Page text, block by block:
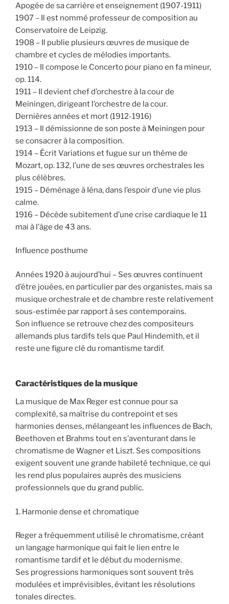
Apogée de sa carrière et enseignement (1907-1911)
1907 – Il est nommé professeur de composition au
Conservatoire de Leipzig.
1908 – Il publie plusieurs œuvres de musique de
chambre et cycles de mélodies importants.
1910 – Il compose le Concerto pour piano en fa mineur,
op. 114.
1911 – Il devient chef d’orchestre à la cour de
Meiningen, dirigeant l’orchestre de la cour.
Dernières années et mort (1912-1916)
1913 – Il démissionne de son poste à Meiningen pour
se consacrer à la composition.
1914 – Écrit Variations et fugue sur un thème de
Mozart, op. 132, l’une de ses œuvres orchestrales les
plus célèbres.
1915 – Déménage à Iéna, dans l’espoir d’une vie plus
calme.
1916 – Décède subitement d’une crise cardiaque le 11
mai à l’âge de 43 ans.
Influence posthume
Années 1920 à aujourd’hui – Ses œuvres continuent
d’être jouées, en particulier par des organistes, mais sa
musique orchestrale et de chambre reste relativement
sous-estimée par rapport à ses contemporains.
Son influence se retrouve chez des compositeurs
allemands plus tardifs tels que Paul Hindemith, et il
reste une figure clé du romantisme tardif.
Caractéristiques de la musique
La musique de Max Reger est connue pour sa
complexité, sa maîtrise du contrepoint et ses
harmonies denses, mélangeant les influences de Bach,
Beethoven et Brahms tout en s’aventurant dans le
chromatisme de Wagner et Liszt. Ses compositions
exigent souvent une grande habileté technique, ce qui
les rend plus populaires auprès des musiciens
professionnels que du grand public.
1. Harmonie dense et chromatique
Reger a fréquemment utilisé le chromatisme, créant
un langage harmonique qui fait le lien entre le
romantisme tardif et le début du modernisme.
Ses progressions harmoniques sont souvent très
modulées et imprévisibles, évitant les résolutions
tonales directes.